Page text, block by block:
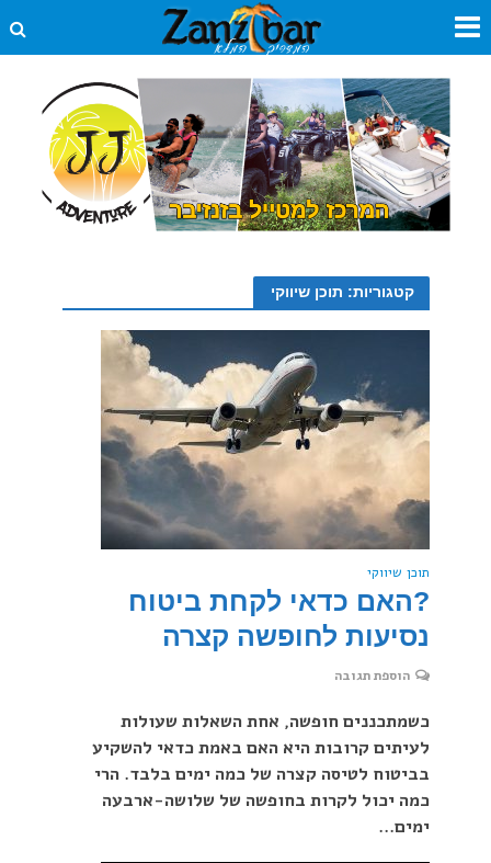
קטגוריות: תוכן שיווקי
תוכן שיווקי
?האם כדאי לקחת ביטוח
נסיעות לחופשה קצרה
הוספת תגובה
כשמתכננים חופשה, אחת השאלות שעולות
לעיתים קרובות היא האם באמת כדאי להשקיע
בביטוח לטיסה קצרה של כמה ימים בלבד. הרי
כמה יכול לקרות בחופשה של שלושה-ארבעה
ימים...